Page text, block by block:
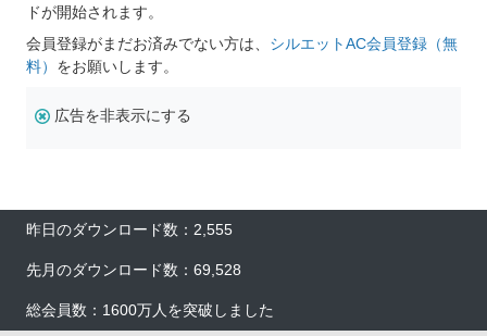
ドが開始されます。
会員登録がまだお済みでない方は、 シルエットAC会員登録（無
料） をお願いします。
広告を非表示にする
昨日のダウンロード数：2,555
先月のダウンロード数：69,528
総会員数：1600万人を突破しました